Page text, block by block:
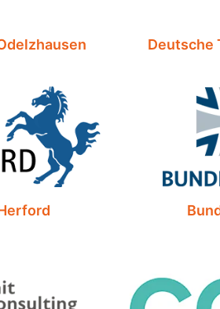
Deutsche